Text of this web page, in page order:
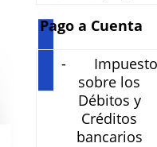
Pago a Cuenta
- Impuesto
sobre los
Débitos y
Créditos
bancarios